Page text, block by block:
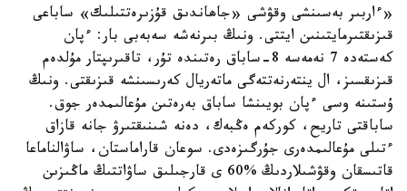
«ءاربىر بەسىنشى وقۋشى «جاھاندىق قۇزىرەتتىلىك» ساباعى
قىزىقتىرمايتىنىن ايتتى. ونىڭ بىرنەشە سەبەبى بار: ءپان
كەستەدە 7 نەمەسە 8-ساباق رەتىندە تۇر، تاقىرىپتار مۇلدەم
قىزىقسىز، ال ينتەرنەتتەگى ماتەريال كەرىسىنشە قىزىقتى. ونىڭ
ۇستىنە وسى ءپان بويىنشا ساباق بەرەتىن مۇعالىمدەر جوق.
ساباقتى تاريح، كوركەم ەڭبەك، دەنە شىنىقتىرۋ جانە قازاق
ءتىلى مۇعالىمدەرى جۇرگىزەدى. سوعان قاراماستان، ساۋالناماعا
قاتىسقان وقۋشىلاردىڭ %60 ى قارجىلىق ساۋاتتىڭ ماڭىزىن